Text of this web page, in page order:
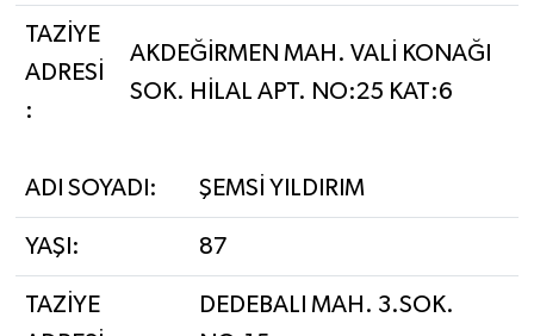
TAZİYE
ADRESİ
:
AKDEĞİRMEN MAH. VALİ KONAĞI
SOK. HİLAL APT. NO:25 KAT:6
ADI SOYADI: ŞEMSİ YILDIRIM
YAŞI: 87
TAZİYE
DEDEBALI MAH. 3.SOK.